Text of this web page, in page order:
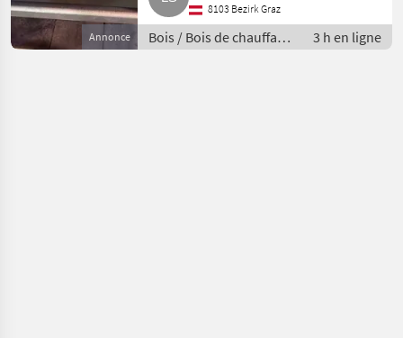
Annonce
8103 Bezirk Graz
Bois / Bois de chauffage
/ bûches fendues
3 h en ligne